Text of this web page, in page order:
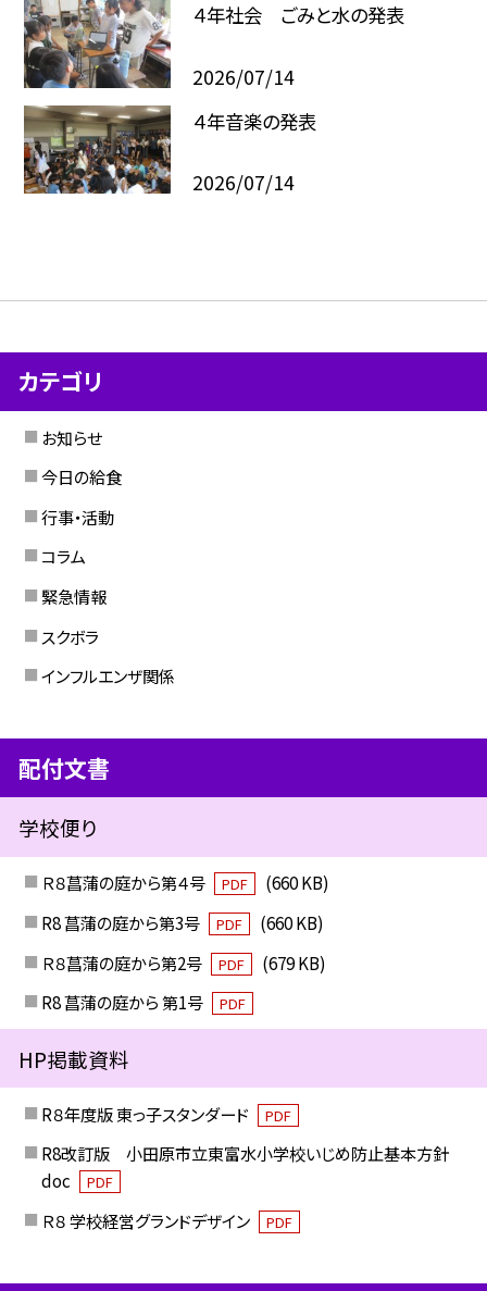
４年社会 ごみと水の発表
2026/07/14
４年音楽の発表
2026/07/14
カテゴリ
お知らせ
今日の給食
行事・活動
コラム
緊急情報
スクボラ
インフルエンザ関係
配付文書
学校便り
Ｒ８菖蒲の庭から第４号 PDF
(660 KB)
R8 菖蒲の庭から第3号
PDF
(660 KB)
Ｒ８菖蒲の庭から第2号
PDF
(679 KB)
R8 菖蒲の庭から 第1号
PDF
HP掲載資料
R８年度版 東っ子スタンダード PDF
R8改訂版 小田原市立東富水小学校いじめ防止基本方針
doc
PDF
Ｒ８ 学校経営グランドデザイン PDF